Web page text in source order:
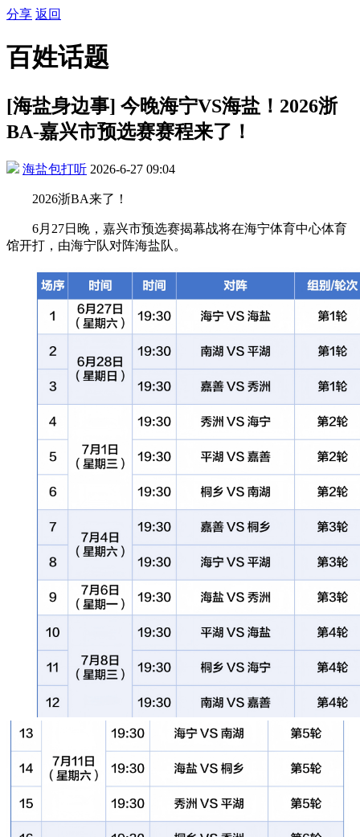
分享 返回
百姓话题
[海盐身边事] 今晚海宁VS海盐！2026浙
BA-嘉兴市预选赛赛程来了！
海盐包打听 2026-6-27 09:04
2026浙BA来了！
6月27日晚，嘉兴市预选赛揭幕战将在海宁体育中心体育
馆开打，由海宁队对阵海盐队。